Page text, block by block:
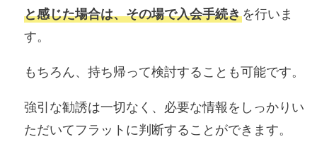
と感じた場合は、その場で入会手続きを行いま
す。
もちろん、持ち帰って検討することも可能です。
強引な勧誘は一切なく、必要な情報をしっかりい
ただいてフラットに判断することができます。